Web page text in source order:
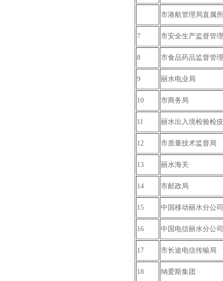
市港航管理局直属所
7 市安全生产监督管
8 市食品药品监督管
9 丽水电业局
10 市商务局
11 丽水出入境检验检
12 市质量技术监督局
13 丽水海关
14 市邮政局
15 中国移动丽水分公司
16 中国电信丽水分公司
17 市长途电信传输局
18 纳爱斯集团